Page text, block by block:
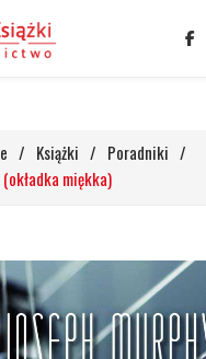
/ Książki / Poradniki /
miękka)